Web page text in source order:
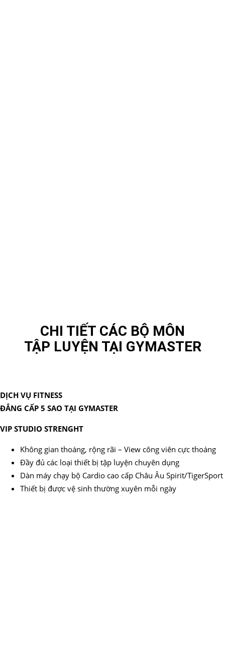
CHI TIẾT CÁC BỘ MÔN
TẬP LUYỆN TẠI GYMASTER
DỊCH VỤ FITNESS
ĐẲNG CẤP 5 SAO TẠI GYMASTER
VIP STUDIO STRENGHT
Không gian thoáng, rộng rãi – View công viên cực thoáng
Đầy đủ các loại thiết bị tập luyện chuyên dụng
Dàn máy chạy bộ Cardio cao cấp Châu Âu Spirit/TigerSport
Thiết bị được vệ sinh thường xuyên mỗi ngày